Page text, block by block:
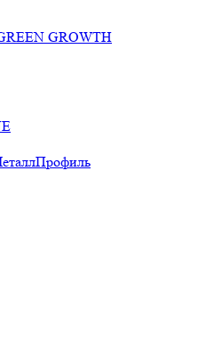
GROWTH